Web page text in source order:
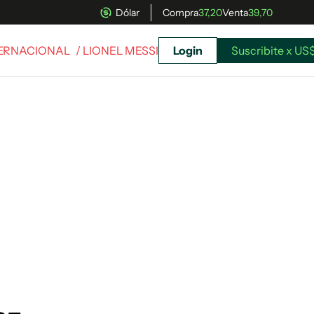
Dólar Compra37,20Venta39,70
/ LIONEL MESSI Login Suscribite x